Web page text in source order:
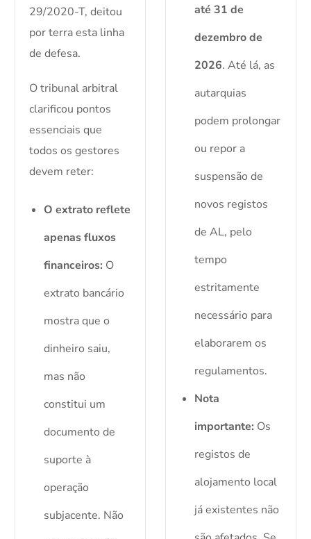
29/2020-T, deitou
por terra esta linha
de defesa.
O tribunal arbitral
clarificou pontos
essenciais que
todos os gestores
devem reter:
O extrato reflete
apenas fluxos
financeiros: O
extrato bancário
mostra que o
dinheiro saiu,
mas não
constitui um
documento de
suporte à
operação
subjacente. Não
até 31 de
dezembro de
2026. Até lá, as
autarquias
podem prolongar
ou repor a
suspensão de
novos registos
de AL, pelo
tempo
estritamente
necessário para
elaborarem os
regulamentos.
Nota
importante: Os
registos de
alojamento local
já existentes não